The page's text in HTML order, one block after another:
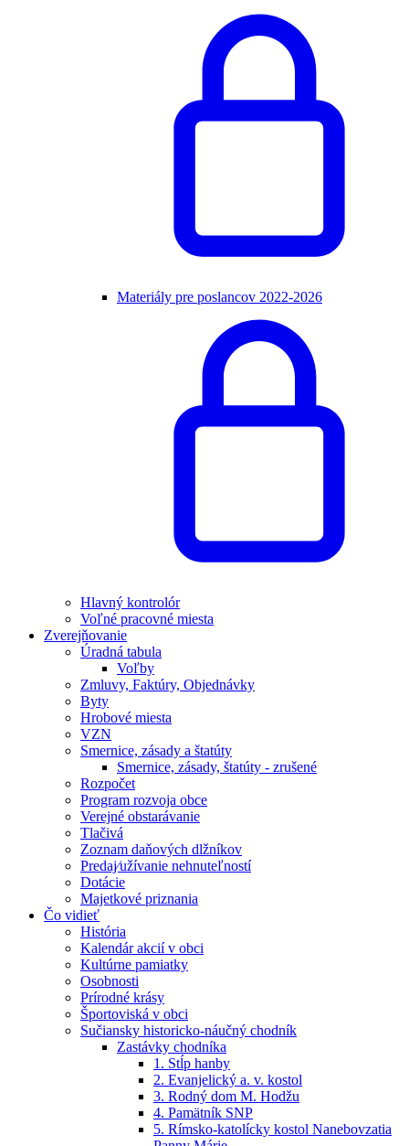
Materiály pre poslancov 2022-2026
Hlavný kontrolór
Voľné pracovné miesta
Zverejňovanie
Úradná tabula
Voľby
Zmluvy, Faktúry, Objednávky
Byty
Hrobové miesta
VZN
Smernice, zásady a štatúty
Smernice, zásady, štatúty - zrušené
Rozpočet
Program rozvoja obce
Verejné obstarávanie
Tlačivá
Zoznam daňových dlžníkov
Predaj⁄užívanie nehnuteľností
Dotácie
Majetkové priznania
Čo vidieť
História
Kalendár akcií v obci
Kultúrne pamiatky
Osobnosti
Prírodné krásy
Športoviská v obci
Sučiansky historicko-náučný chodník
Zastávky chodníka
1. Stĺp hanby
2. Evanjelický a. v. kostol
3. Rodný dom M. Hodžu
4. Pamätník SNP
5. Rímsko-katolícky kostol Nanebovzatia